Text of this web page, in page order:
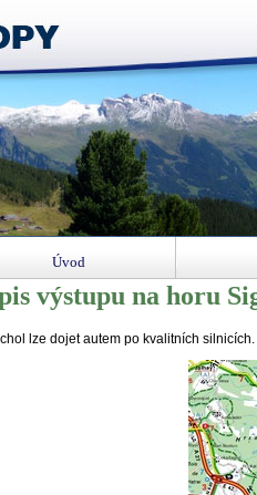
výstupu na horu
lze dojet autem po kvalitních
Úvod